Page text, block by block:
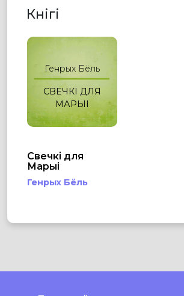
Кнігі
Генрых Бёль
СВЕЧКІ ДЛЯ
МАРЫІ
Свечкі для
Марыі
Генрых Бёль